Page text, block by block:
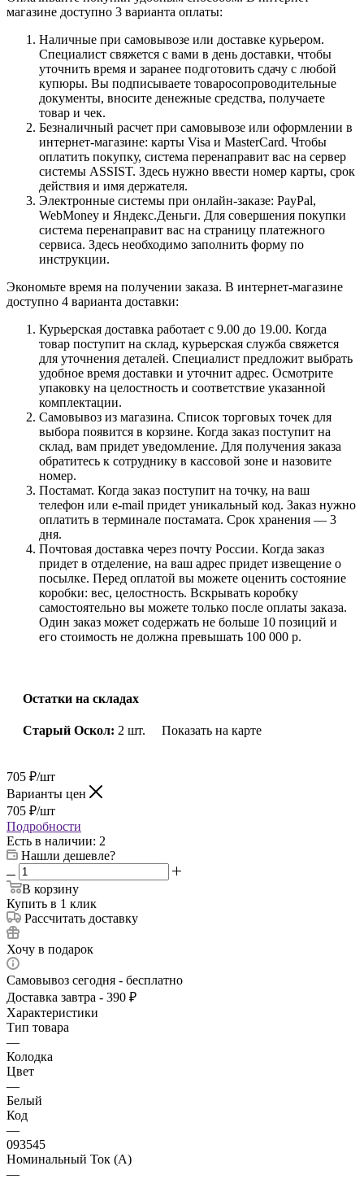
магазине доступно 3 варианта оплаты:
Наличные при самовывозе или доставке курьером.
Специалист свяжется с вами в день доставки, чтобы
уточнить время и заранее подготовить сдачу с любой
купюры. Вы подписываете товаросопроводительные
документы, вносите денежные средства, получаете
товар и чек.
Безналичный расчет при самовывозе или оформлении в
интернет-магазине: карты Visa и MasterCard. Чтобы
оплатить покупку, система перенаправит вас на сервер
системы ASSIST. Здесь нужно ввести номер карты, срок
действия и имя держателя.
Электронные системы при онлайн-заказе: PayPal,
WebMoney и Яндекс.Деньги. Для совершения покупки
система перенаправит вас на страницу платежного
сервиса. Здесь необходимо заполнить форму по
инструкции.
Экономьте время на получении заказа. В интернет-магазине
доступно 4 варианта доставки:
Курьерская доставка работает с 9.00 до 19.00. Когда
товар поступит на склад, курьерская служба свяжется
для уточнения деталей. Специалист предложит выбрать
удобное время доставки и уточнит адрес. Осмотрите
упаковку на целостность и соответствие указанной
комплектации.
Самовывоз из магазина. Список торговых точек для
выбора появится в корзине. Когда заказ поступит на
склад, вам придет уведомление. Для получения заказа
обратитесь к сотруднику в кассовой зоне и назовите
номер.
Постамат. Когда заказ поступит на точку, на ваш
телефон или e-mail придет уникальный код. Заказ нужно
оплатить в терминале постамата. Срок хранения — 3
дня.
Почтовая доставка через почту России. Когда заказ
придет в отделение, на ваш адрес придет извещение о
посылке. Перед оплатой вы можете оценить состояние
коробки: вес, целостность. Вскрывать коробку
самостоятельно вы можете только после оплаты заказа.
Один заказ может содержать не больше 10 позиций и
его стоимость не должна превышать 100 000 р.
Остатки на складах
Старый Оскол: 2 шт. Показать на карте
705 ₽/шт
Варианты цен
705 ₽/шт
Подробности
Есть в наличии: 2
Нашли дешевле?
В корзину
Купить в 1 клик
Рассчитать доставку
Хочу в подарок
Самовывоз сегодня - бесплатно
Доставка завтра - 390 ₽
Характеристики
Тип товара
—
Колодка
Цвет
—
Белый
Код
—
093545
Номинальный Ток (A)
—